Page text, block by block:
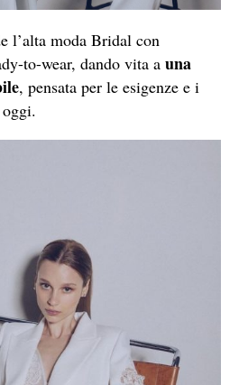
l’alta moda Bridal con
to-wear, dando vita a una
, pensata per le esigenze e i